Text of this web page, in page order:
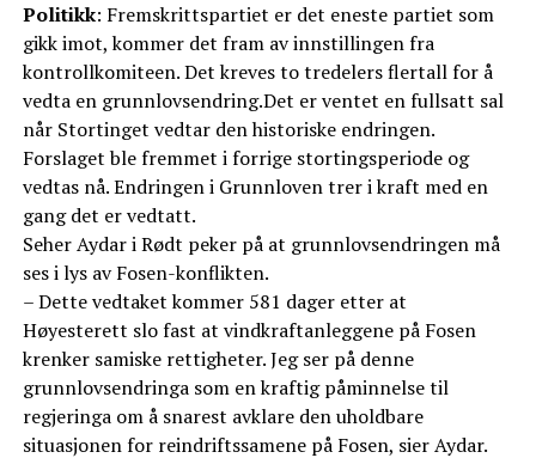
Politikk: Fremskrittspartiet er det eneste partiet som
gikk imot, kommer det fram av innstillingen fra
kontrollkomiteen. Det kreves to tredelers flertall for å
vedta en grunnlovsendring.Det er ventet en fullsatt sal
når Stortinget vedtar den historiske endringen.
Forslaget ble fremmet i forrige stortingsperiode og
vedtas nå. Endringen i Grunnloven trer i kraft med en
gang det er vedtatt.
Seher Aydar i Rødt peker på at grunnlovsendringen må
ses i lys av Fosen-konflikten.
– Dette vedtaket kommer 581 dager etter at
Høyesterett slo fast at vindkraftanleggene på Fosen
krenker samiske rettigheter. Jeg ser på denne
grunnlovsendringa som en kraftig påminnelse til
regjeringa om å snarest avklare den uholdbare
situasjonen for reindriftssamene på Fosen, sier Aydar.